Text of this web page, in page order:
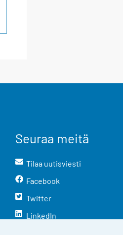
Seuraa meitä
Tilaa uutisviesti
Facebook
Twitter
LinkedIn